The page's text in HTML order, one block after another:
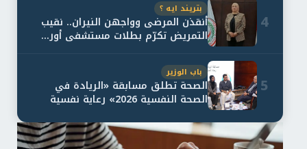
4
بتريند ايه ؟
أنقذن المرضى وواجهن النيران.. نقيب
التمريض تكرّم بطلات مستشفى أور...
5
باب الوزير
الصحة تطلق مسابقة «الريادة في
الصحة النفسية 2026» رعاية نفسية